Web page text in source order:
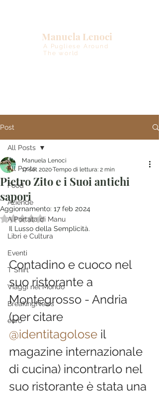
A Pugliese Around
The world
Manuela Lenoci
Post
All Posts
Food
Aziende
A Portata di Manu
Libri e Cultura
Eventi
T Shirt
Viaggi nel Mondo
BreakingNews
euro
All Posts
Pietro Zito e i Suoi antichi
sapori
Manuela Lenoci
17 set 2020Tempo di lettura: 2 min
Aggiornamento: 17 feb 2024
Valutazione NaN stelle su 5.
Il Lusso della Semplicità.
Contadino e cuoco nel
suo ristorante a
Montegrosso - Andria
(per citare
@identitagolose il
magazine internazionale
di cucina) incontrarlo nel
suo ristorante è stata una